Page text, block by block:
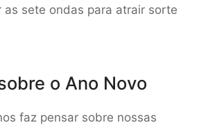
as sete ondas para atrair sorte
o Ano Novo
faz pensar sobre nossas